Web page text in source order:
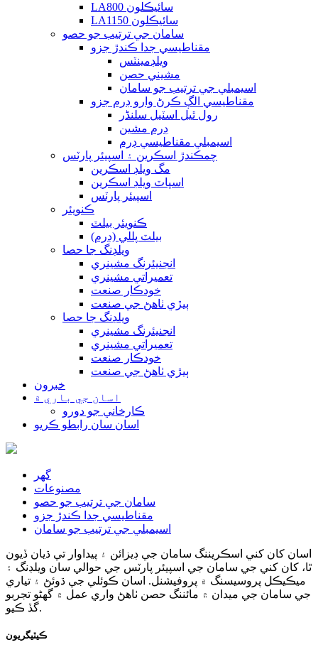
LA800 سائيڪلون
LA1150 سائيڪلون
سامان جي ترتيب جو حصو
مقناطيسي جدا ڪندڙ جزو
ويلڊمينٽس
مشيني حصن
اسيمبلي جي ترتيب جو سامان
مقناطيسي الڳ ڪرڻ وارو ڊرم جزو
رول ٿيل اسٽيل سلنڈر
ڊرم مشين
اسيمبلي مقناطيسي ڊرم
چمڪندڙ اسڪرين ۽ اسپيئر پارٽس
مگ ويلڊ اسڪرين
اسپاٽ ويلڊ اسڪرين
اسپيئر پارٽس
ڪنويئر
ڪنويئر بيلٽ
بيلٽ پللي (ڊرم)
ويلڊنگ جا حصا
انجنيئرنگ مشينري
تعميراتي مشينري
خودڪار صنعت
ٻيڙي ٺاهڻ جي صنعت
ويلڊنگ جا حصا
انجنيئرنگ مشينري
تعميراتي مشينري
خودڪار صنعت
ٻيڙي ٺاهڻ جي صنعت
خبرون
اسان جي باري ۾
ڪارخاني جو دورو
اسان سان رابطو ڪريو
گهر
مصنوعات
سامان جي ترتيب جو حصو
مقناطيسي جدا ڪندڙ جزو
اسيمبلي جي ترتيب جو سامان
اسان کان کني اسڪريننگ سامان جي ڊيزائن ۽ پيداوار تي ڌيان ڏيون
ٿا، کان کني جي سامان جي اسپيئر پارٽس جي حوالي سان ويلڊنگ ۽
ميڪيڪل پروسيسنگ ۾ پروفيشنل. اسان ڪوئلي جي ڌوئڻ ۽ تياري
جي سامان جي ميدان ۾ مائننگ حصن ٺاهڻ واري عمل ۾ گهڻو تجربو
گڏ ڪيو.
ڪيٽيگريون